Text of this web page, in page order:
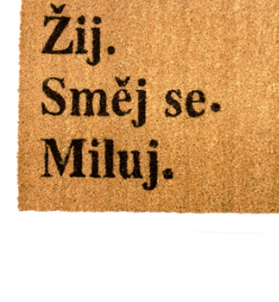
Hobby a záhrada
Kolekcia
Zdravie a krása
Šport a outdoor